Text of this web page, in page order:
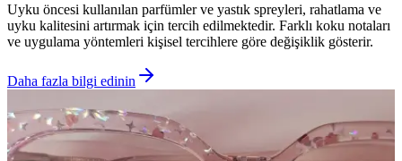
Uyku öncesi kullanılan parfümler ve yastık spreyleri, rahatlama ve
uyku kalitesini artırmak için tercih edilmektedir. Farklı koku notaları
ve uygulama yöntemleri kişisel tercihlere göre değişiklik gösterir.
Daha fazla bilgi edinin